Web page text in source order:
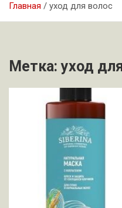
Главная уход для волос
Метка:уход